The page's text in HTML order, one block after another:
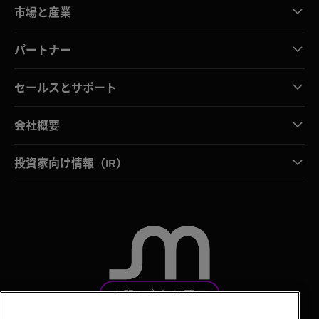
市場と産業
パートナー
セールスとサポート
会社概要
投資家向け情報（IR）
お問い合わせ窓口